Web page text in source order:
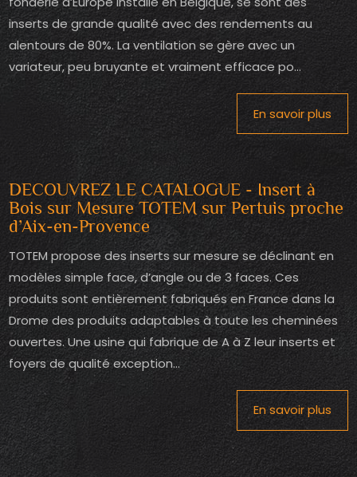
inserts de grande qualité avec des rendements au
alentours de 80%. La ventilation se gère avec un
variateur, peu bruyante et vraiment efficace po...
En savoir plus
DECOUVREZ LE CATALOGUE - Insert à
Bois sur Mesure TOTEM sur Pertuis proche
d’Aix-en-Provence
TOTEM propose des inserts sur mesure se déclinant en
modèles simple face, d’angle ou de 3 faces. Ces
produits sont entièrement fabriqués en France dans la
Drome des produits adaptables à toute les cheminées
ouvertes. Une usine qui fabrique de A à Z leur inserts et
foyers de qualité exception...
En savoir plus